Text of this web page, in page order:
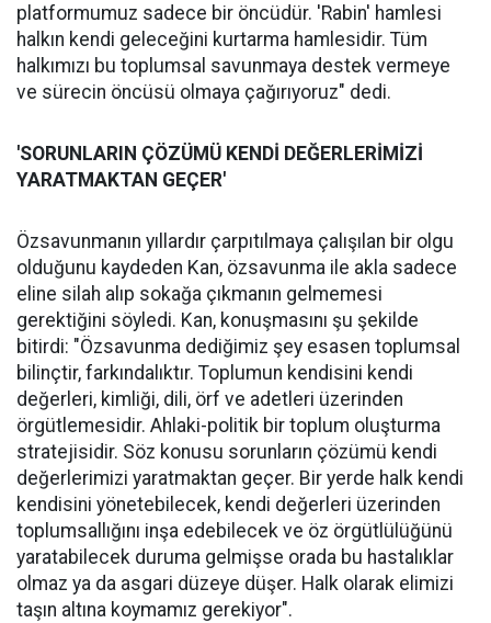
platformumuz sadece bir öncüdür. 'Rabin' hamlesi
halkın kendi geleceğini kurtarma hamlesidir. Tüm
halkımızı bu toplumsal savunmaya destek vermeye
ve sürecin öncüsü olmaya çağırıyoruz" dedi.
'SORUNLARIN ÇÖZÜMÜ KENDİ DEĞERLERİMİZİ
YARATMAKTAN GEÇER'
Özsavunmanın yıllardır çarpıtılmaya çalışılan bir olgu
olduğunu kaydeden Kan, özsavunma ile akla sadece
eline silah alıp sokağa çıkmanın gelmemesi
gerektiğini söyledi. Kan, konuşmasını şu şekilde
bitirdi: "Özsavunma dediğimiz şey esasen toplumsal
bilinçtir, farkındalıktır. Toplumun kendisini kendi
değerleri, kimliği, dili, örf ve adetleri üzerinden
örgütlemesidir. Ahlaki-politik bir toplum oluşturma
stratejisidir. Söz konusu sorunların çözümü kendi
değerlerimizi yaratmaktan geçer. Bir yerde halk kendi
kendisini yönetebilecek, kendi değerleri üzerinden
toplumsallığını inşa edebilecek ve öz örgütlülüğünü
yaratabilecek duruma gelmişse orada bu hastalıklar
olmaz ya da asgari düzeye düşer. Halk olarak elimizi
taşın altına koymamız gerekiyor".